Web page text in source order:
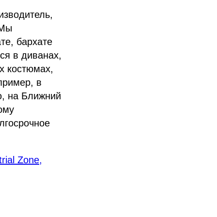
бархате
в диванах,
костюмах,
в
на Ближний
Zone,